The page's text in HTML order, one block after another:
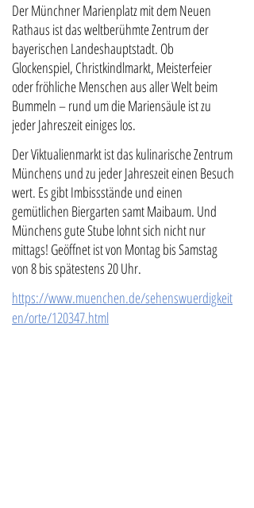
Der Münchner Marienplatz mit dem Neuen
Rathaus ist das weltberühmte Zentrum der
bayerischen Landeshauptstadt. Ob
Glockenspiel, Christkindlmarkt, Meisterfeier
oder fröhliche Menschen aus aller Welt beim
Bummeln – rund um die Mariensäule ist zu
jeder Jahreszeit einiges los.
Der Viktualienmarkt ist das kulinarische Zentrum
Münchens und zu jeder Jahreszeit einen Besuch
wert. Es gibt Imbissstände und einen
gemütlichen Biergarten samt Maibaum. Und
Münchens gute Stube lohnt sich nicht nur
mittags! Geöffnet ist von Montag bis Samstag
von 8 bis spätestens 20 Uhr.
https://www.muenchen.de/sehenswuerdigkeit
en/orte/120347.html